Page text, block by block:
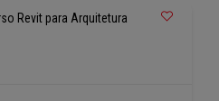
Revit para Arquitetura